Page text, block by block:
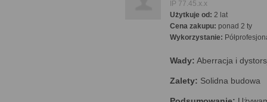
IP 77.45.x.x
Użytkuje od: 2 lat
Cena zakupu: ponad 2 ty
Wykorzystanie:
Wady: Aberracja i
Zalety: Solidna budowa